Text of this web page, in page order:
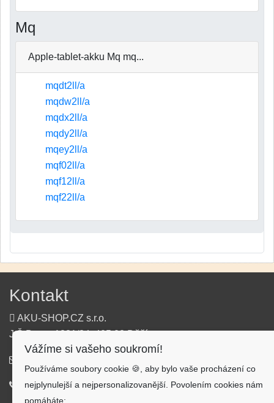
Mq
Apple-tablet-akku Mq mq...
mqdt2ll/a
mqdw2ll/a
mqdx2ll/a
mqdy2ll/a
mqey2ll/a
mqf02ll/a
mqf12ll/a
mqf22ll/a
Kontakt
AKU-SHOP.CZ s.r.o.
J.Š.Baara 1331/34, 405 02 Děčín
720 500 500
Vážíme si vašeho soukromí!
Používáme soubory cookie 🍪, aby bylo vaše procházení co
nejplynulejší a nejpersonalizovanější. Povolením cookies nám
pomáháte: